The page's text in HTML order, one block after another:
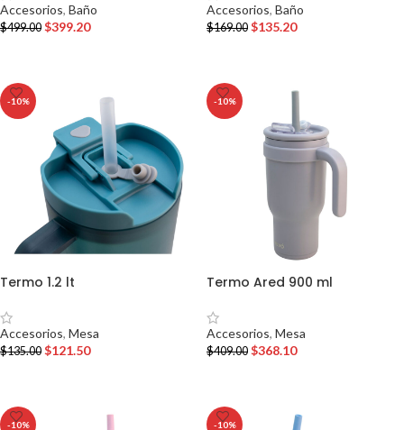
Accesorios, Baño
$499.00 $399.20
Accesorios, Baño
$169.00 $135.20
-10%
Termo 1.2 lt
Accesorios, Mesa
$135.00 $121.50
-10%
Termo Ared 900 ml
Accesorios, Mesa
$409.00 $368.10
-10% -10%